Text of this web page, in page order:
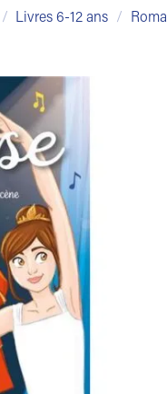
/ Livres 6-12 ans /
souhaits